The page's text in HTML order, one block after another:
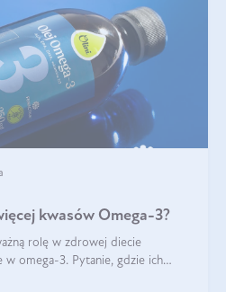
kwasów Omega-3?
rolę w zdrowej diecie
omega-3. Pytanie, gdzie ich